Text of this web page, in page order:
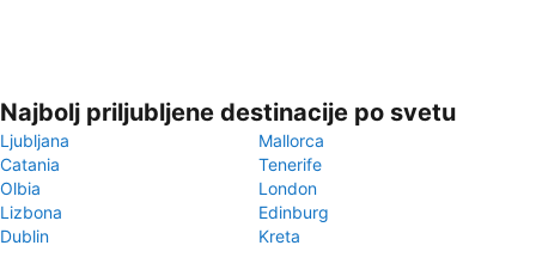
Najbolj priljubljene destinacije po svetu
Ljubljana
Mallorca
Catania
Tenerife
Olbia
London
Lizbona
Edinburg
Dublin
Kreta